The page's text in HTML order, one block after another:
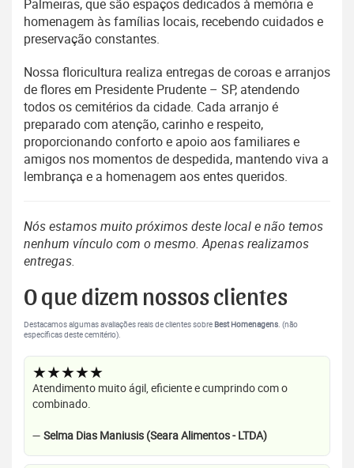
Palmeiras, que são espaços dedicados à memória e
homenagem às famílias locais, recebendo cuidados e
preservação constantes.
Nossa floricultura realiza entregas de coroas e arranjos
de flores em Presidente Prudente – SP, atendendo
todos os cemitérios da cidade. Cada arranjo é
preparado com atenção, carinho e respeito,
proporcionando conforto e apoio aos familiares e
amigos nos momentos de despedida, mantendo viva a
lembrança e a homenagem aos entes queridos.
Nós estamos muito próximos deste local e não temos
nenhum vínculo com o mesmo. Apenas realizamos
entregas.
O que dizem nossos clientes
Destacamos algumas avaliações reais de clientes sobreBest Homenagens . (não
específicas deste cemitério).
★★★★★
Atendimento muito ágil, eficiente e cumprindo com o
combinado.
— Selma Dias Maniusis (Seara Alimentos - LTDA)